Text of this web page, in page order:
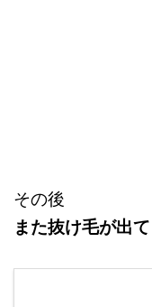
その後
また抜け毛が出て